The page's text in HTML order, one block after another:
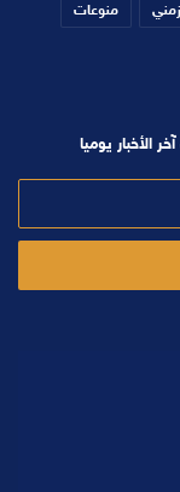
منوعات
الأخبار يوميا